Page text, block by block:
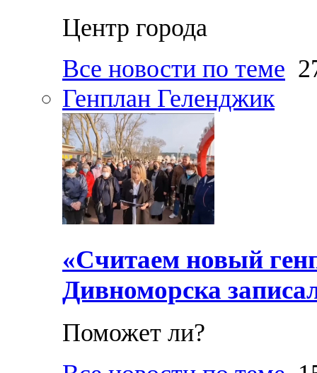
Центр города
Все новости по теме
Генплан Геленджик
«Считаем новый
Дивноморска
Поможет ли?